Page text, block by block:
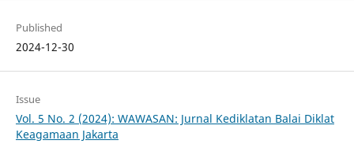
Published
2024-12-30
Issue
Vol. 5 No. 2 (2024): WAWASAN: Jurnal Kediklatan Balai Diklat
Keagamaan Jakarta